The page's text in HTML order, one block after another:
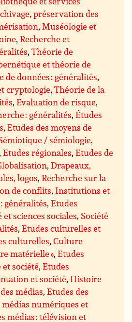
préservation des
,Muséologie et
,Recherche et
,Théorie de
et théorie de
de données : généralités,
cryptologie,Théorie de la
,Evaluation de risque,
: généralités,Études
,Etudes des moyens de
/ sémiologie,
,Etudes régionales,Etudes de
,Drapeaux,
logos,Recherche sur la
de conflits, Institutions et
généralités,Etudes
et sciences sociales, Société
,Etudes culturelles et
culturelles,Culture
matérielle »,Etudes
société,Etudes
et société,Histoire
médias,Etudes des
numériques et
médias : télévision et